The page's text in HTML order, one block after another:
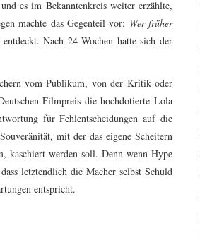
es im Bekanntenkreis weiter erzählte,
machte das Gegenteil vor: Wer früher
Nach 24 Wochen hatte sich der
vom Publikum, von der Kritik oder
Filmpreis die hochdotierte Lola
für Fehlentscheidungen auf die
mit der das eigene Scheitern
kaschiert werden soll. Denn wenn Hype
letztendlich die Macher selbst Schuld
entspricht.